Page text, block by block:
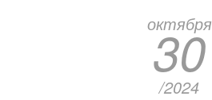
октября
30
/2024